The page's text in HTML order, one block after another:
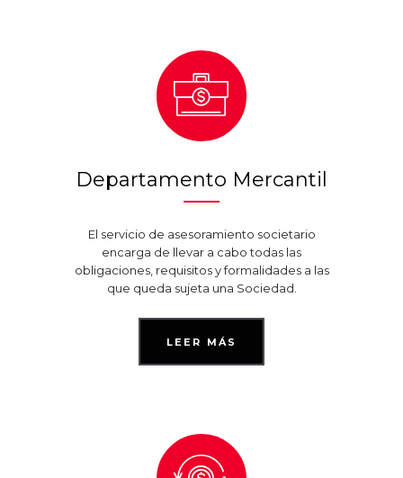
Departamento Mercantil
El servicio de asesoramiento societario
encarga de llevar a cabo todas las
obligaciones, requisitos y formalidades a las
que queda sujeta una Sociedad.
LEER MÁS